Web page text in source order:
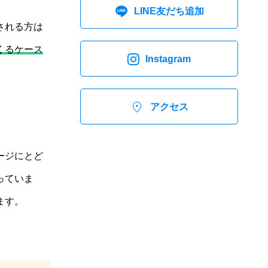
れる方は
るケース
ジにとど
ていま
。
 LINE友だち追加
 Instagram
 アクセス